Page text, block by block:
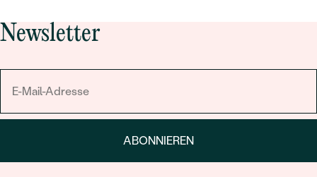
Newsletter
ABONNIEREN